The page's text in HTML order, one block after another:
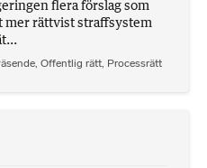
flera förslag som
mer rättvist straffsystem
, Offentlig rätt, Processrätt